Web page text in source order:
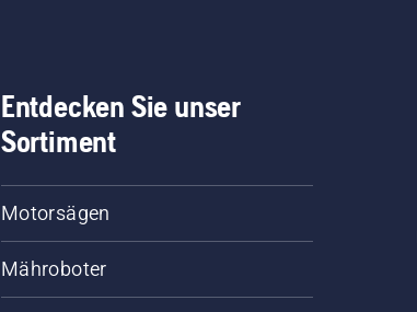
Entdecken Sie unser
Sortiment
Motorsägen
Mähroboter